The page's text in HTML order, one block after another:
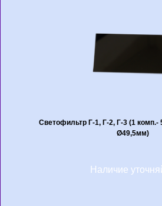
Светофильтр Г-1, Г-2, Г-3 (1 комп.-
Ø49,5мм)
Наличие